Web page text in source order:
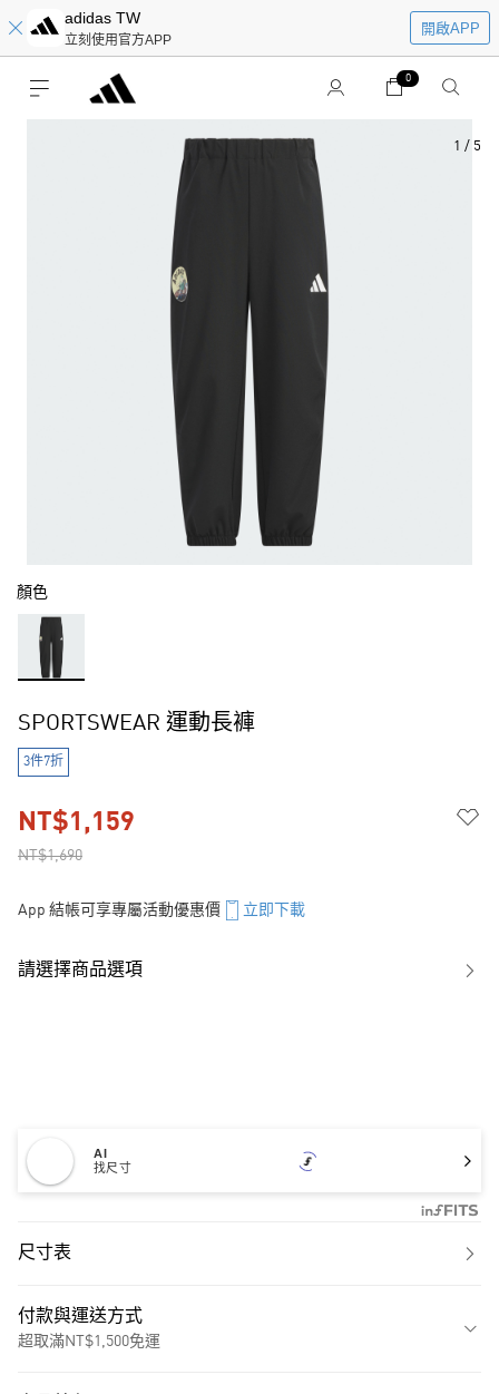
adidas TW
立刻使用官方APP
開啟APP
0
1 / 5
顏色
SPORTSWEAR 運動長褲
3件7折
NT$1,690
NT$1,159
App 結帳可享專屬活動優惠價 立即下載
請選擇商品選項
AI
找尺寸
尺寸表
付款與運送方式
超取滿NT$1,500免運